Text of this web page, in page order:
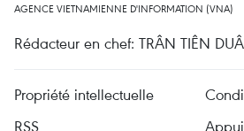
AGENCE VIETNAMIENNE D'INFORMATION (VNA)
Rédacteur en chef: TRÂN TIÊN
Propriété intellectuelle
RSS
Appui